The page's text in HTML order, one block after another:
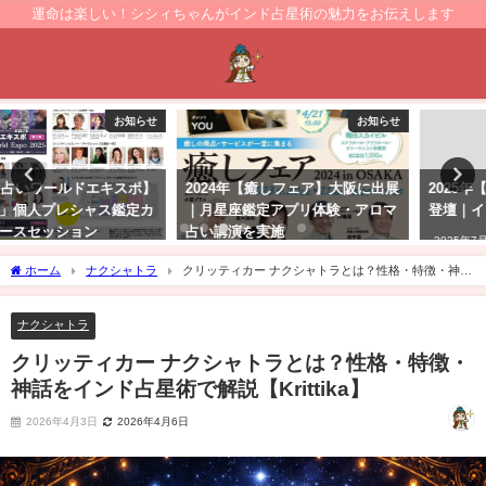
運命は楽しい！シシィちゃんがインド占星術の魅力をお伝えします
お知らせ
2024年【癒しフェア】大阪に出展
｜月星座鑑定アプリ体験・アロマ
占い講演を実施
2025年【占いワールドエキスポ】
登壇｜インド占星術の講座を開催
2025年7月24日
ホーム ナクシャトラ
クリッティカー ナクシャトラとは？性格・特徴・神話
をインド占星術で解説【Krittika】
ナクシャトラ
クリッティカー ナクシャトラとは？性格・特徴・
神話をインド占星術で解説【Krittika】
2026年4月3日 2026年4月6日